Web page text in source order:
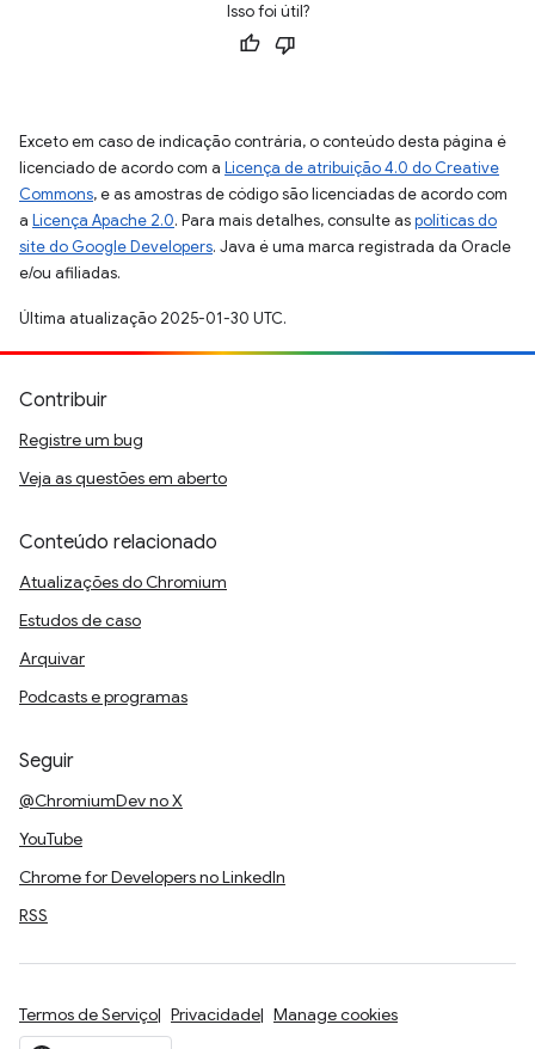
Isso foi útil?
Exceto em caso de indicação contrária, o conteúdo desta página é
licenciado de acordo com a Licença de atribuição 4.0 do Creative
Commons, e as amostras de código são licenciadas de acordo com
a Licença Apache 2.0. Para mais detalhes, consulte aspolíticas do
site do Google Developers. Java é uma marca registrada da Oracle
e/ou afiliadas.
Última atualização 2025-01-30 UTC.
Contribuir
Registre um bug
Veja as questões em aberto
Conteúdo relacionado
Atualizações do Chromium
Estudos de caso
Arquivar
Podcasts e programas
Seguir
@ChromiumDev no X
YouTube
Chrome for Developers no LinkedIn
RSS
Termos de Serviço Privacidade Manage cookies